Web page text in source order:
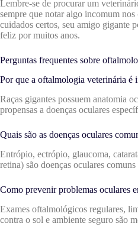
Lembre-se de procurar um
sempre que notar algo incomum
cuidados certos, seu amigo gigante
feliz por muitos anos.
Perguntas frequentes sobre
Por que a oftalmologia veterinária é
Raças gigantes possuem anatomia
propensas a doenças oculares
Quais são as doenças oculares
Entrópio, ectrópio, glaucoma,
retina) são doenças oculares comuns
Como prevenir problemas oculares
Exames oftalmológicos regulares,
contra o sol e ambiente seguro são